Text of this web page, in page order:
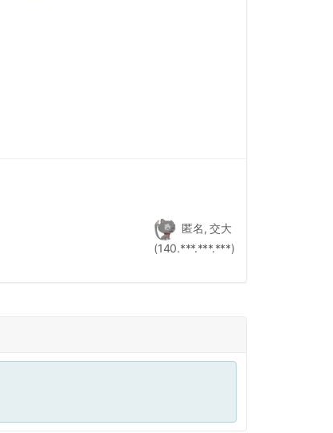
匿名, 交大
(140.***.***.***)